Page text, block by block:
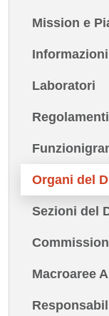
Mission e
Laboratori
Organi del
Sezioni del
Macroaree